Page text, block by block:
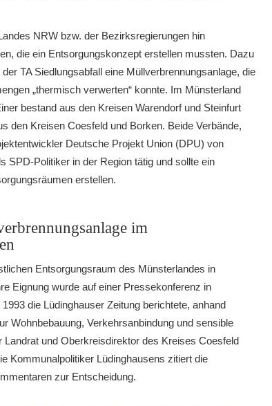
NRW bzw. der Bezirksregierungen hin
die ein Entsorgungskonzept erstellen mussten. Dazu
TA Siedlungsabfall eine Müllverbrennungsanlage, die
„thermisch verwerten“ konnte. Im Münsterland
bestand aus den Kreisen Warendorf und Steinfurt
den Kreisen Coesfeld und Borken. Beide Verbände,
Deutsche Projekt Union (DPU) von
SPD-Politiker in der Region tätig und sollte ein
erstellen.
im
Entsorgungsraum des Münsterlandes in
Eignung wurde auf einer Pressekonferenz in
die Lüdinghauser Zeitung berichtete, anhand
Wohnbebauung, Verkehrsanbindung und sensible
und Oberkreisdirektor des Kreises Coesfeld
Kommunalpolitiker Lüdinghausens zitiert die
zur Entscheidung.